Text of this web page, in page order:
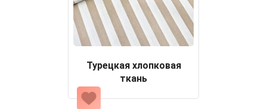
Турецкая хлопковая
ткань